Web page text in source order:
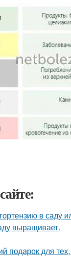
в саду
выращивает.
для